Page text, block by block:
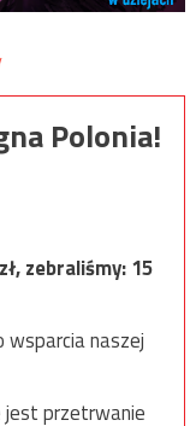
Polonia!
zł, zebraliśmy:15
wsparcia naszej
przetrwanie